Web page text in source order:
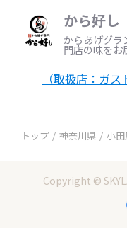
から好し
からあげグラ
門店の味をお
（取扱店：ガス
トップ 神奈川県 小
Copyright ©